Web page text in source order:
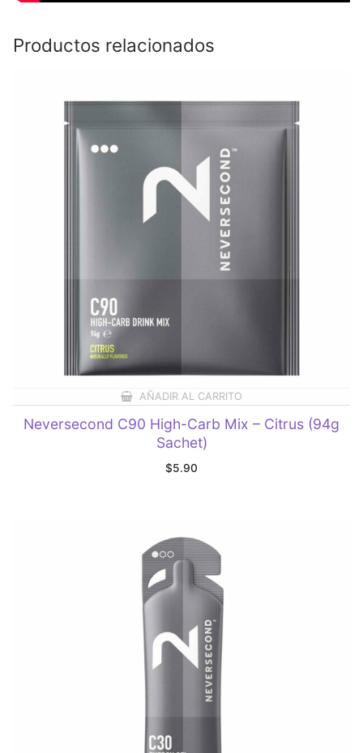
Productos relacionados
AÑADIR AL CARRITO
Neversecond C90 High-Carb Mix – Citrus (94g
Sachet)
$5.90